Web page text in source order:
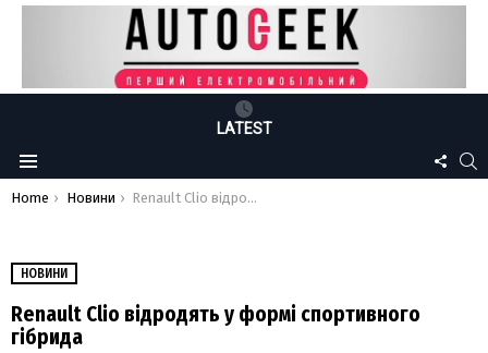
LATEST
Menu
US
You are here:
Home Новини Renault Clio відродять у формі спортивного гібрида
НОВИНИ
Renault Clio відродять у формі спортивного
гібрида